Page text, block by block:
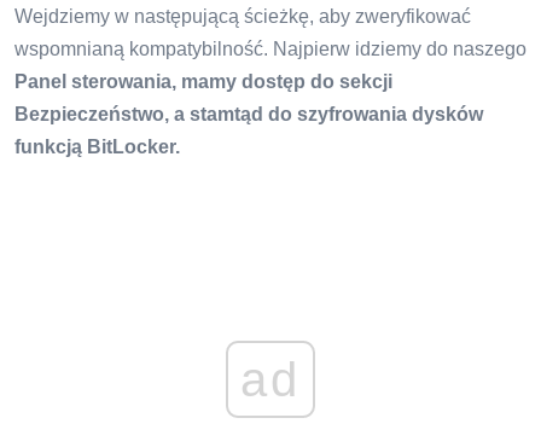
Wejdziemy w następującą ścieżkę, aby zweryfikować
wspomnianą kompatybilność. Najpierw idziemy do naszego
Panel sterowania, mamy dostęp do sekcji
Bezpieczeństwo, a stamtąd do szyfrowania dysków
funkcją BitLocker.
ad